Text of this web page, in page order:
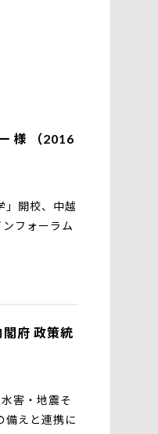
様 （2016
」開校、中越
フォーラム
府 政策統
害・地震そ
備えと連携に